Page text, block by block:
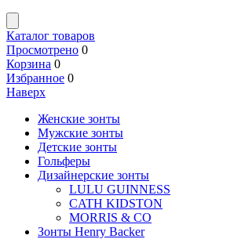
Каталог товаров
Просмотрено 0
Корзина 0
Избранное 0
Наверх
Женские зонты
Мужские зонты
Детские зонты
Гольферы
Дизайнерские зонты
LULU GUINNESS
CATH KIDSTON
MORRIS & CO
Зонты Henry Backer